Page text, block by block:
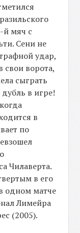
й мяч с
Сени не
удар,
свои ворота,
сыграть
в игре!
в
по
Чилаверта.
в его
одном матче
Лимейра
(2005).